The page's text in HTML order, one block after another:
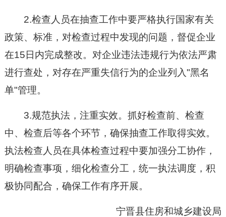
2.检查人员在抽查工作中要严格执行国家有关
政策、标准，对检查过程中发现的问题，督促企业
在15日内完成整改。对企业违法违规行为依法严肃
进行查处，对存在严重失信行为的企业列入"黑名
单"管理。
3.规范执法，注重实效。抓好检查前、检查
中、检查后等各个环节，确保抽查工作取得实效。
执法检查人员在具体检查过程中要加强分工协作，
明确检查事项，细化检查分工，统一执法调度，积
极协同配合，确保工作有序开展。
宁晋县住房和城乡建设局